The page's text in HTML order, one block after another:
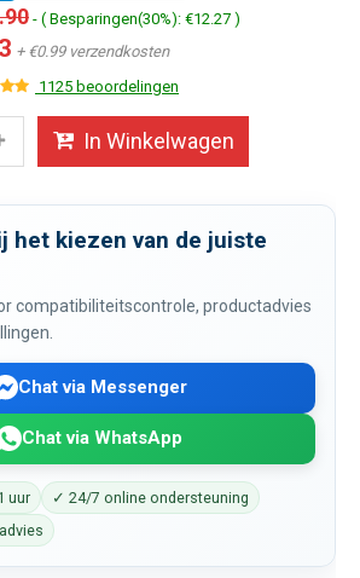
- ( Besparingen(30%): €12.27 )
+ €0.99 verzendkosten
1125 beoordelingen
In Winkelwagen
het kiezen van de juiste
compatibiliteitscontrole, productadvies
Chat via Messenger
Chat via WhatsApp
uur
✓ 24/7 online ondersteuning